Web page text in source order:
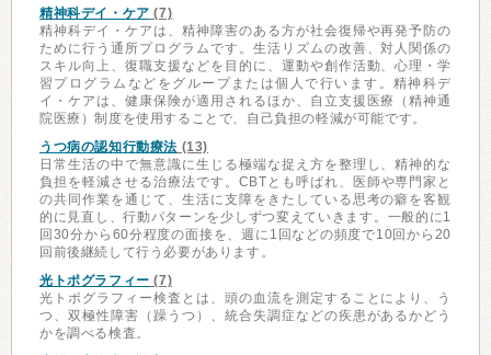
精神科デイ・ケア (7)
精神科デイ・ケアは、精神障害のある方が社会復帰や再発予防の
ために行う通所プログラムです。生活リズムの改善、対人関係の
スキル向上、復職支援などを目的に、運動や創作活動、心理・学
習プログラムなどをグループまたは個人で行います。精神科デ
イ・ケアは、健康保険が適用されるほか、自立支援医療（精神通
院医療）制度を使用することで、自己負担の軽減が可能です。
うつ病の認知行動療法 (13)
日常生活の中で無意識に生じる極端な捉え方を整理し、精神的な
負担を軽減させる治療法です。CBTとも呼ばれ、医師や専門家と
の共同作業を通じて、生活に支障をきたしている思考の癖を客観
的に見直し、行動パターンを少しずつ変えていきます。一般的に1
回30分から60分程度の面接を、週に1回などの頻度で10回から20
回前後継続して行う必要があります。
光トポグラフィー (7)
光トポグラフィー検査とは、頭の血流を測定することにより、う
つ、双極性障害（躁うつ）、統合失調症などの疾患があるかどう
かを調べる検査。